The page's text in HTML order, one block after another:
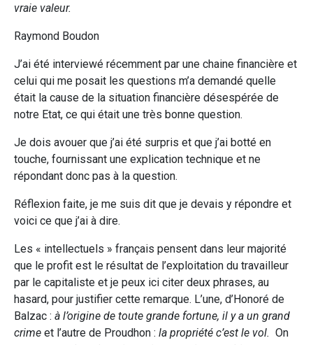
vraie valeur.
Raymond Boudon
J’ai été interviewé récemment par une chaine financière et
celui qui me posait les questions m’a demandé quelle
était la cause de la situation financière désespérée de
notre Etat, ce qui était une très bonne question.
Je dois avouer que j’ai été surpris et que j’ai botté en
touche, fournissant une explication technique et ne
répondant donc pas à la question.
Réflexion faite, je me suis dit que je devais y répondre et
voici ce que j’ai à dire.
Les « intellectuels » français pensent dans leur majorité
que le profit est le résultat de l’exploitation du travailleur
par le capitaliste et je peux ici citer deux phrases, au
hasard, pour justifier cette remarque. L’une, d’Honoré de
Balzac : à l’origine de toute grande fortune, il y a un grand
crime et l’autre de Proudhon : la propriété c’est le vol. On